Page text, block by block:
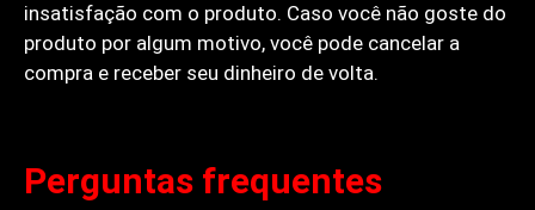
insatisfação com o produto. Caso você não goste do
produto por algum motivo, você pode cancelar a
compra e receber seu dinheiro de volta.
Perguntas frequentes